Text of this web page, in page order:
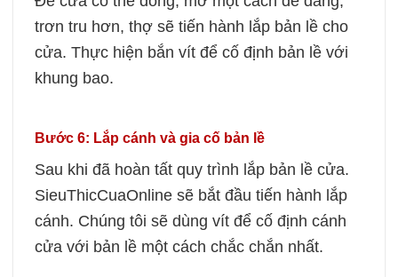
trơn tru hơn, thợ sẽ tiến hành lắp bản lề cho
cửa. Thực hiện bắn vít để cố định bản lề với
khung bao.
Bước 6: Lắp cánh và gia cố bản lề
Sau khi đã hoàn tất quy trình lắp bản lề cửa.
SieuThicCuaOnline sẽ bắt đầu tiến hành lắp
cánh. Chúng tôi sẽ dùng vít để cố định cánh
cửa với bản lề một cách chắc chắn nhất.